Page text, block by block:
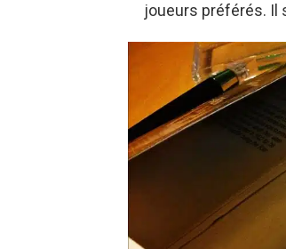
joueurs préférés. Il